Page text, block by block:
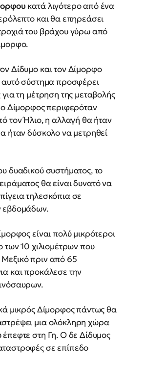
κατά λιγότερο από ένα
και θα επηρεάσει
του βράχου γύρω από
Δίδυμο και τον Δίμορφο
αυτό σύστημα προσφέρει
για τη μέτρηση της μεταβολής
ο Δίμορφος περιφερόταν
τον Ήλιο, η αλλαγή θα ήταν
ήταν δύσκολο να μετρηθεί
δυαδικού συστήματος, το
θα είναι δυνατό να
τηλεσκόπια σε
εβδομάδων.
είναι πολύ μικρότεροι
των 10 χιλιομέτρων που
πριν από 65
και προκάλεσε την
μικρός Δίμορφος πάντως θα
μια ολόκληρη χώρα
στη Γη. Ο δε Δίδυμος
σε επίπεδο